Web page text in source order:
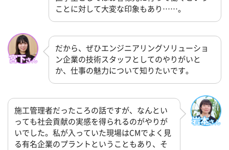
ことに対して大変な印象もあり……。
だから、ぜひエンジニアリングソリューショ
ン企業の技術スタッフとしてのやりがいと
か、仕事の魅力について知りたいです。
施工管理者だったころの話ですが、なんとい
っても社会貢献の実感を得られるのがやりが
いでした。私が入っていた現場はCMでよく見
る有名企業のプラントということもあり、そ